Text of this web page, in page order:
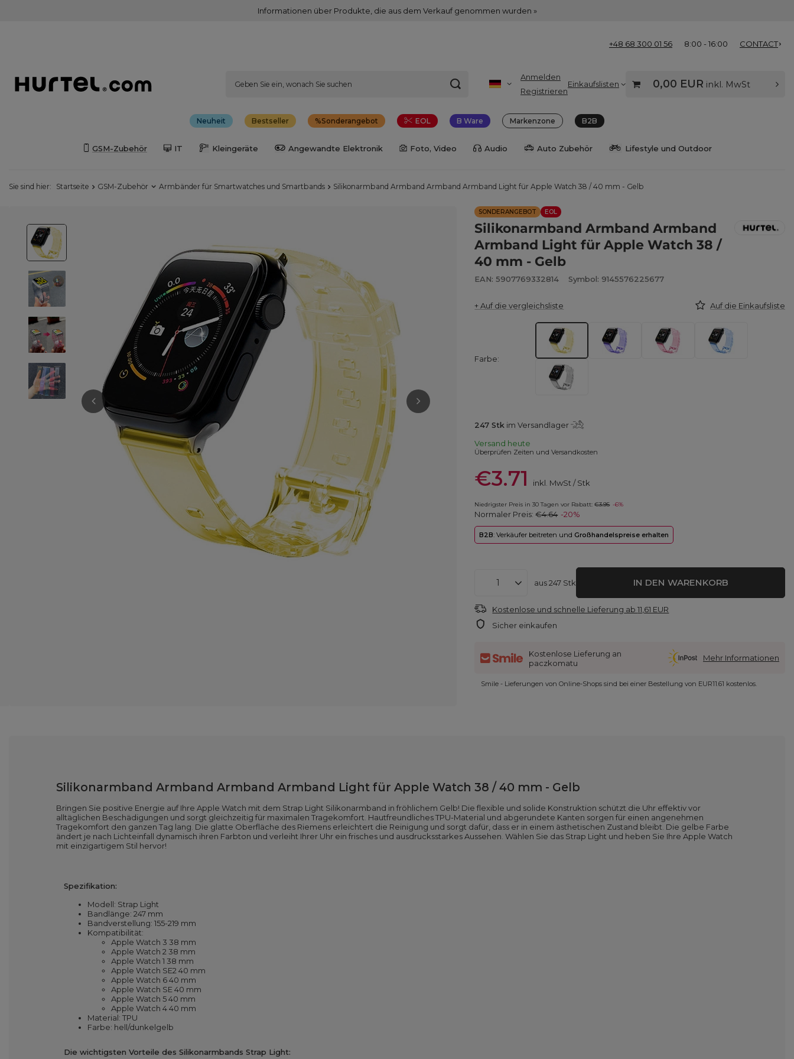
Informationen über Produkte, die aus dem Verkauf genommen wurden »
+48 68 300 01 56 8:00 - 16:00 CONTACT
Anmelden
Registrieren
Einkaufslisten 0,00 EUR inkl. MwSt
Neuheit Bestseller Sonderangebot EOL B Ware Markenzone B2B
GSM-Zubehör IT Kleingeräte Angewandte Elektronik Foto, Video Audio Auto Zubehör Lifestyle und Outdoor
Sie sind hier: Startseite GSM-Zubehör Armbänder für Smartwatches und Smartbands Silikonarmband Armband Armband Armband Light für Apple Watch 38 / 40 mm - Gelb
SONDERANGEBOT EOL
Silikonarmband Armband Armband
Armband Light für Apple Watch 38 /
40 mm - Gelb
EAN: 5907769332814 Symbol: 9145576225677
+ Auf die vergleichsliste Auf die Einkaufsliste
Farbe
247 Stk im Versandlager
Versand heute
Überprüfen Zeiten und Versandkosten
€3.71 inkl. MwSt /Stk
Niedrigster Preis in 30 Tagen vor Rabatt:€3.95 -6%
Normaler Preis:€4.64 -20%
B2B: Verkäufer beitreten und Großhandelspreise erhalten
aus247 Stk IN DEN WARENKORB
Kostenlose und schnelle Lieferung ab11,61 EUR
Sicher einkaufen
Kostenlose Lieferung an
paczkomatu
Mehr Informationen
Smile - Lieferungen von Online-Shops sind bei einer Bestellung von EUR11.61 kostenlos.
Silikonarmband Armband Armband Armband Light für Apple Watch 38 / 40 mm - Gelb
Bringen Sie positive Energie auf Ihre Apple Watch mit dem Strap Light Silikonarmband in fröhlichem Gelb! Die flexible und solide Konstruktion schützt die Uhr effektiv vor
alltäglichen Beschädigungen und sorgt gleichzeitig für maximalen Tragekomfort. Hautfreundliches TPU-Material und abgerundete Kanten sorgen für einen angenehmen
Tragekomfort den ganzen Tag lang. Die glatte Oberfläche des Riemens erleichtert die Reinigung und sorgt dafür, dass er in einem ästhetischen Zustand bleibt. Die gelbe Farbe
ändert je nach Lichteinfall dynamisch ihren Farbton und verleiht Ihrer Uhr ein frisches und ausdrucksstarkes Aussehen. Wählen Sie das Strap Light und heben Sie Ihre Apple Watch
mit einzigartigem Stil hervor!
Spezifikation:
Modell: Strap Light
Bandlänge: 247 mm
Bandverstellung: 155-219 mm
Kompatibilität:
Apple Watch 3 38 mm
Apple Watch 2 38 mm
Apple Watch 1 38 mm
Apple Watch SE2 40 mm
Apple Watch 6 40 mm
Apple Watch SE 40 mm
Apple Watch 5 40 mm
Apple Watch 4 40 mm
Material: TPU
Farbe: hell/dunkelgelb
Die wichtigsten Vorteile des Silikonarmbands Strap Light: